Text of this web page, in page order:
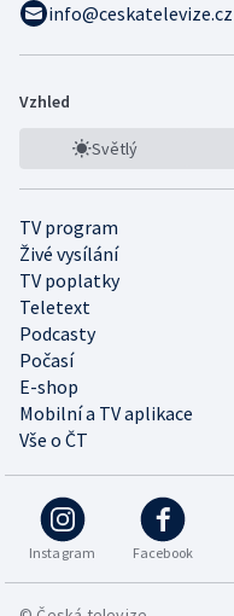
info@ceskatelevize.cz
Vzhled
Světlý
TV program
Živé vysílání
TV poplatky
Teletext
Podcasty
Počasí
E-shop
Mobilní a TV aplikace
Vše o ČT
Instagram Facebook